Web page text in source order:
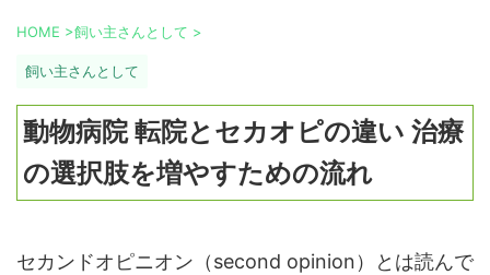
HOME >飼い主さんとして >
飼い主さんとして
動物病院 転院とセカオピの違い 治療
の選択肢を増やすための流れ
セカンドオピニオン（second opinion）とは読んで